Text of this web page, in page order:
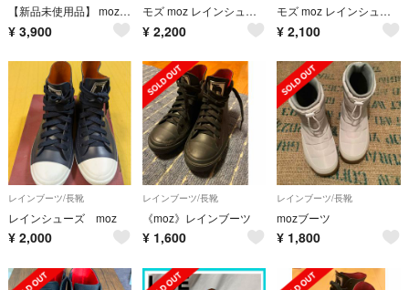
【新品未使用品】 moz スノーブーツ / 黒×グレージュ ボア: アイボリー
¥ 3,900
モズ moz レインシューズ
¥ 2,200
モズ moz レインシューズ
¥ 2,100
レインブーツ/長靴
レインシューズ moz
¥ 2,000
レインブーツ/長靴
《moz》レインブーツ
¥ 1,600
レインブーツ/長靴
mozブーツ
¥ 1,800